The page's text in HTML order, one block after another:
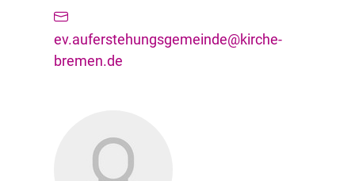
ev.auferstehungsgemeinde@kirche-
bremen.de